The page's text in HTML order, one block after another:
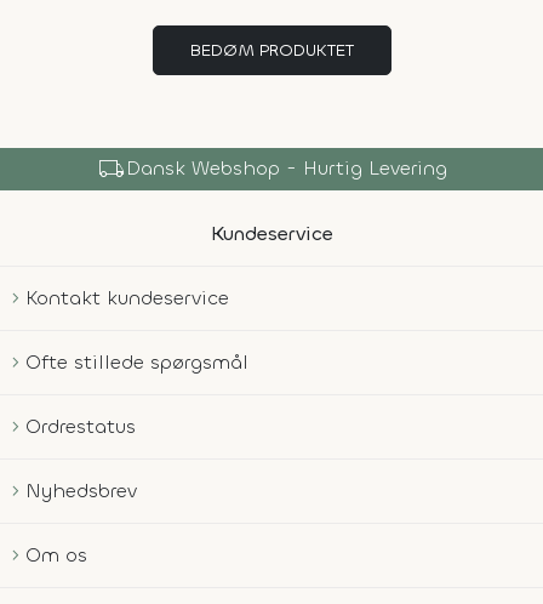
BEDØM PRODUKTET
local_shippingDansk Webshop - Hurtig Levering
Kundeservice
Kontakt kundeservice
Ofte stillede spørgsmål
Ordrestatus
Nyhedsbrev
Om os